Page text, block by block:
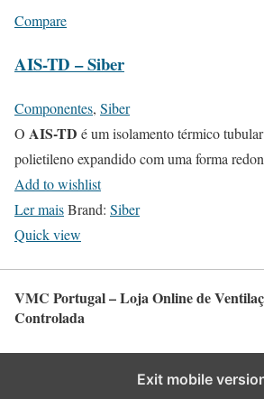
Compare
AIS-TD – Siber
Componentes, Siber
O AIS-TD é um isolamento térmico
polietileno expandido com uma forma
Add to wishlist
Ler maisBrand: Siber
Quick view
VMC Portugal – Loja Online de
Controlada
Exit mobile